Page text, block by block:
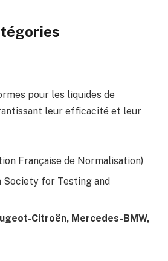
pour les liquides de
leur efficacité et leur
Française de Normalisation)
Society for Testing and
Citroën, Mercedes-BMW,